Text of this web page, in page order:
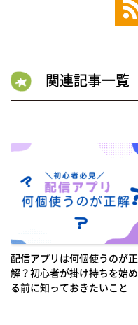
関連記事一覧
配信アプリは何個使うのが正
解？初心者が掛け持ちを始め
る前に知っておきたいこと